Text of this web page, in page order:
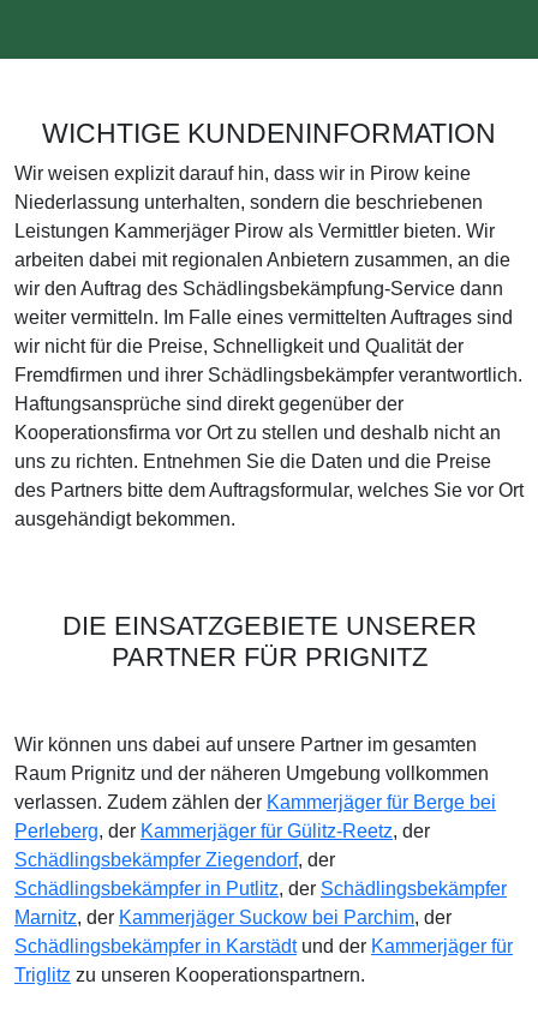
WICHTIGE KUNDENINFORMATION
Wir weisen explizit darauf hin, dass wir in Pirow keine
Niederlassung unterhalten, sondern die beschriebenen
Leistungen Kammerjäger Pirow als Vermittler bieten. Wir
arbeiten dabei mit regionalen Anbietern zusammen, an die
wir den Auftrag des Schädlingsbekämpfung-Service dann
weiter vermitteln. Im Falle eines vermittelten Auftrages sind
wir nicht für die Preise, Schnelligkeit und Qualität der
Fremdfirmen und ihrer Schädlingsbekämpfer verantwortlich.
Haftungsansprüche sind direkt gegenüber der
Kooperationsfirma vor Ort zu stellen und deshalb nicht an
uns zu richten. Entnehmen Sie die Daten und die Preise
des Partners bitte dem Auftragsformular, welches Sie vor Ort
ausgehändigt bekommen.
DIE EINSATZGEBIETE UNSERER
PARTNER FÜR PRIGNITZ
Wir können uns dabei auf unsere Partner im gesamten
Raum Prignitz und der näheren Umgebung vollkommen
verlassen. Zudem zählen der Kammerjäger für Berge bei
Perleberg, der Kammerjäger für Gülitz-Reetz, der
Schädlingsbekämpfer Ziegendorf, der
Schädlingsbekämpfer in Putlitz, der Schädlingsbekämpfer
Marnitz, der Kammerjäger Suckow bei Parchim, der
Schädlingsbekämpfer in Karstädtund der Kammerjäger für
Triglitz zu unseren Kooperationspartnern.